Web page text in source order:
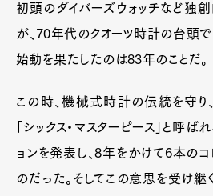
Pen Membership
Official Columnist
Pen Meet
Pen international
初頭のダイバーズウォッチなど独
が、70年代のクオーツ時計の台頭
始動を果たしたのは83年のことだ。
この時、機械式時計の伝統を守り
「シックス・マスターピース」と呼
ョンを発表し、8年をかけて6本の
のだった。そしてこの意思を受け